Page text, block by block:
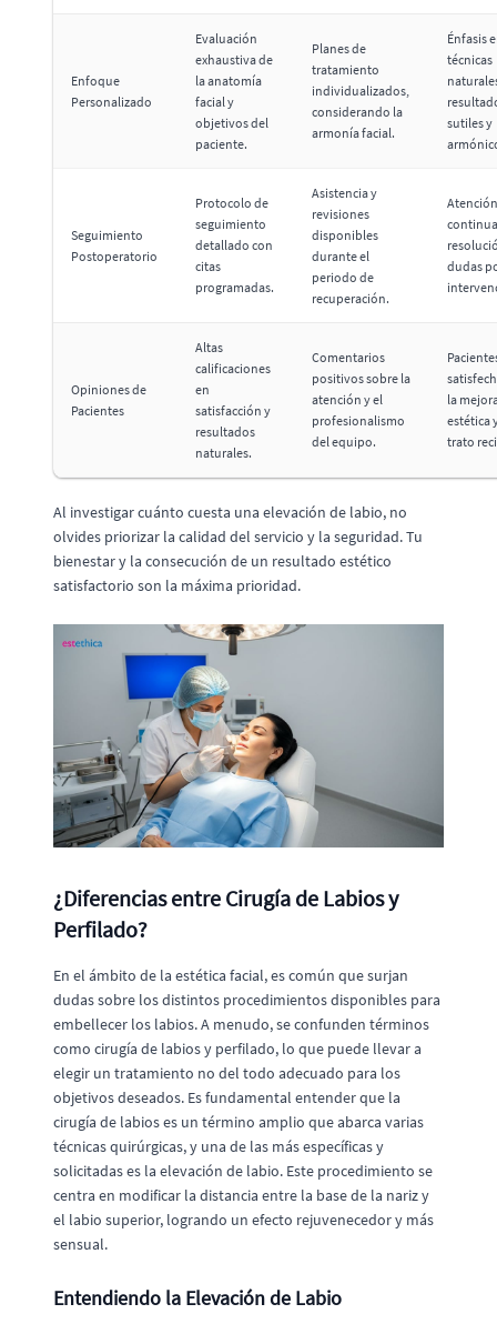
Enfoque
Personalizado
Evaluación
exhaustiva de
la anatomía
facial y
objetivos del
paciente.
Planes de
tratamiento
individualizados,
considerando la
armonía facial.
Énfasis
técnicas
sutiles y
Seguimiento
Postoperatorio
Protocolo de
seguimiento
detallado con
citas
programadas.
Asistencia y
revisiones
disponibles
durante el
periodo de
recuperación.
Atención
dudas
Opiniones de
Pacientes
Altas
calificaciones
en
satisfacción y
resultados
naturales.
Comentarios
positivos sobre la
atención y el
profesionalismo
del equipo.
la
estética
trato
Al investigar cuánto cuesta una elevación de labio, no
olvides priorizar la calidad del servicio y la seguridad. Tu
bienestar y la consecución de un resultado estético
satisfactorio son la máxima prioridad.
¿Diferencias entre Cirugía de Labios y
Perfilado?
En el ámbito de la estética facial, es común que surjan
dudas sobre los distintos procedimientos disponibles para
embellecer los labios. A menudo, se confunden términos
como cirugía de labios y perfilado, lo que puede llevar a
elegir un tratamiento no del todo adecuado para los
objetivos deseados. Es fundamental entender que la
cirugía de labios es un término amplio que abarca varias
técnicas quirúrgicas, y una de las más específicas y
solicitadas es la elevación de labio. Este procedimiento se
centra en modificar la distancia entre la base de la nariz y
el labio superior, logrando un efecto rejuvenecedor y más
sensual.
Entendiendo la Elevación de Labio